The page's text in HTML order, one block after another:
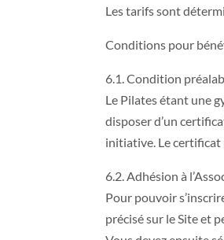
Les tarifs sont
Conditions pour
6.1. Condition
Le Pilates étant une
disposer d’un
initiative. Le certificat
6.2. Adhésion à
Pour pouvoir
précisé sur le Site et